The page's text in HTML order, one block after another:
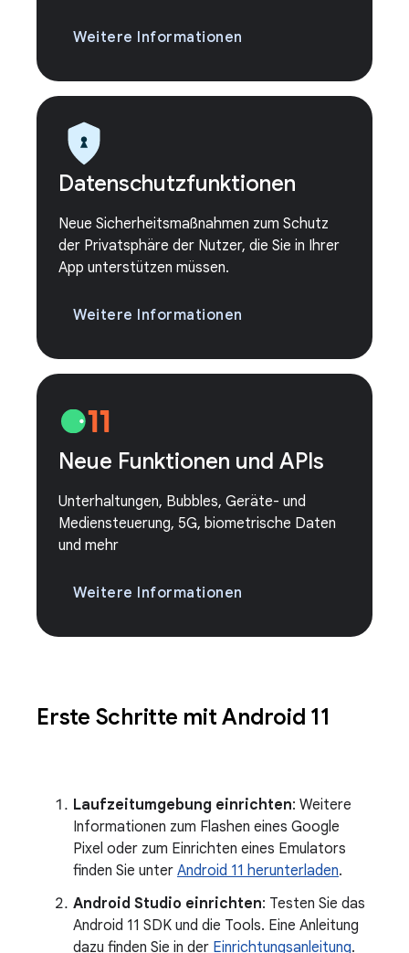
Weitere Informationen
Datenschutzfunktionen
Neue Sicherheitsmaßnahmen zum Schutz
der Privatsphäre der Nutzer, die Sie in Ihrer
App unterstützen müssen.
Weitere Informationen
Neue Funktionen und APIs
Unterhaltungen, Bubbles, Geräte- und
Mediensteuerung, 5G, biometrische Daten
und mehr
Weitere Informationen
Erste Schritte mit Android 11
Laufzeitumgebung einrichten: Weitere
Informationen zum Flashen eines Google
Pixel oder zum Einrichten eines Emulators
finden Sie unter Android 11 herunterladen.
Android Studio einrichten: Testen Sie das
Android 11 SDK und die Tools. Eine Anleitung
dazu finden Sie in der Einrichtungsanleitung.